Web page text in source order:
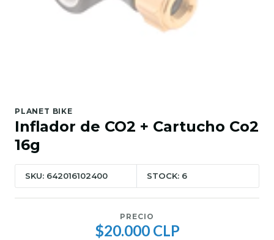
PLANET BIKE
Inflador de CO2 + Cartucho Co2
16g
SKU: 642016102400 STOCK: 6
PRECIO
$20.000 CLP